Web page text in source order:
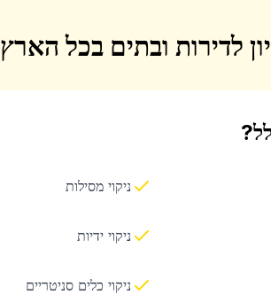
לדירות ובתים בכל הארץ
ניקוי מסילות
ניקוי ידיות
ניקוי כלים סניטריים